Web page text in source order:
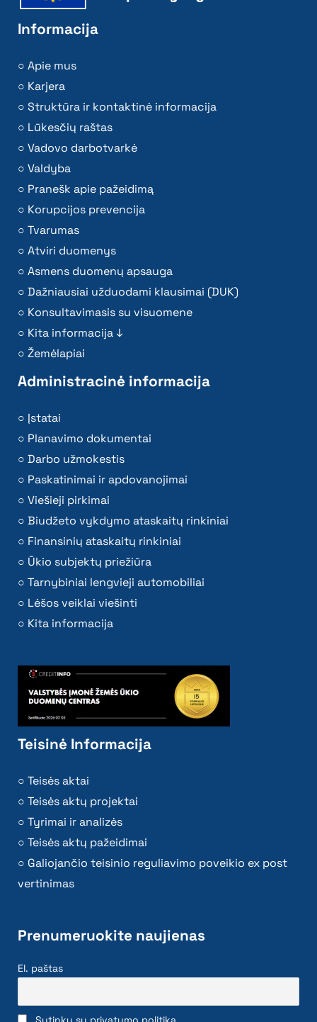
Informacija
Apie mus
Karjera
Struktūra ir kontaktinė informacija
Lūkesčių raštas
Vadovo darbotvarkė
Valdyba
Pranešk apie pažeidimą
Korupcijos prevencija
Tvarumas
Atviri duomenys
Asmens duomenų apsauga
Dažniausiai užduodami klausimai (DUK)
Konsultavimasis su visuomene
Kita informacija ↓
Žemėlapiai
Administracinė informacija
Įstatai
Planavimo dokumentai
Darbo užmokestis
Paskatinimai ir apdovanojimai
Viešieji pirkimai
Biudžeto vykdymo ataskaitų rinkiniai
Finansinių ataskaitų rinkiniai
Ūkio subjektų priežiūra
Tarnybiniai lengvieji automobiliai
Lėšos veiklai viešinti
Kita informacija
Teisinė Informacija
Teisės aktai
Teisės aktų projektai
Tyrimai ir analizės
Teisės aktų pažeidimai
Galiojančio teisinio reguliavimo poveikio ex post
vertinimas
Prenumeruokite naujienas
El. paštas